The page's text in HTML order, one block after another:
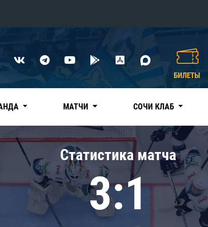
Нефтехимик
Дивизион Чернышева
Авангард
Адмирал
КХЛ
БИЛЕТЫ
МАТЧИ СОЧИ КЛАБ
Статистика матча
3:1